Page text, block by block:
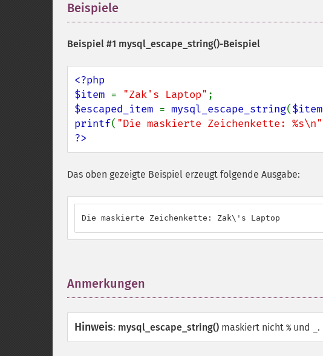
Beispiele
Beispiel #1 mysql_escape_string()-Beispiel
<?php
$item = "Zak's Laptop"
$escaped_item = mysql_escape_string($item
printf( "Die maskierte Zeichenkette: %s\n"
?>
Das oben gezeigte Beispiel erzeugt folgende Ausgabe:
Die maskierte Zeichenkette: Zak\'s Laptop
Anmerkungen
Hinweis: mysql_escape_string() maskiert nicht % und .